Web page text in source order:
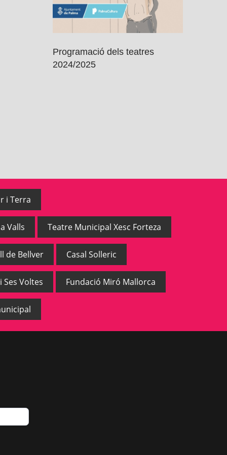
Programació dels teatres
2024/2025
i Terra
Valls Teatre Municipal Xesc Forteza
de Bellver Casal Solleric
Ses Voltes Fundació Miró Mallorca